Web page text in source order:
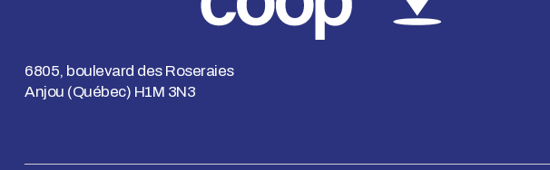
6805, boulevard des Roseraies
Anjou (Québec) H1M 3N3